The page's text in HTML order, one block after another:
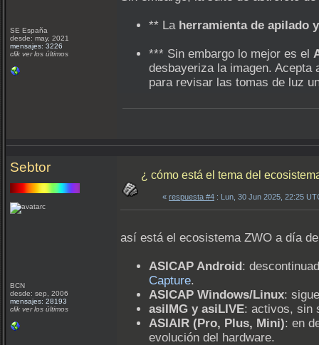
SE España
desde: may, 2021
mensajes: 3226
clik ver los últimos
** La herramienta de apilado
*** Sin embargo lo mejor es el
desbayeriza la imagen.
para revisar las tomas de luz
Sebtor
BCN
desde: sep, 2006
mensajes: 28193
clik ver los últimos
¿ cómo está el tema del
« respuesta #4 : Lun, 30 Jun 2025, 22:25
así está el ecosistema ZWO a día
ASICAP Android:
Capture.
ASICAP Windows/Linux:
asiIMG y asiLIVE: activos, sin
ASIAIR (Pro, Plus, Mini): en
evolución del hardware.